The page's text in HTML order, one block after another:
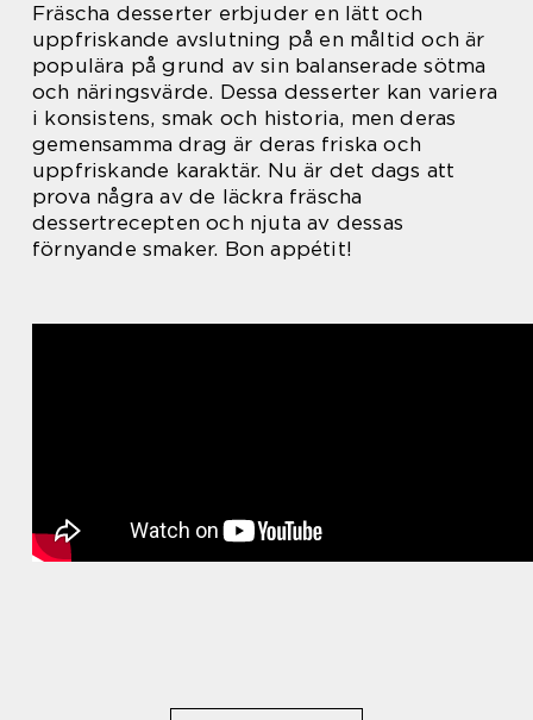
Fräscha desserter erbjuder en lätt och
uppfriskande avslutning på en måltid och är
populära på grund av sin balanserade sötma
och näringsvärde. Dessa desserter kan variera
i konsistens, smak och historia, men deras
gemensamma drag är deras friska och
uppfriskande karaktär. Nu är det dags att
prova några av de läckra fräscha
dessertrecepten och njuta av dessas
förnyande smaker. Bon appétit!